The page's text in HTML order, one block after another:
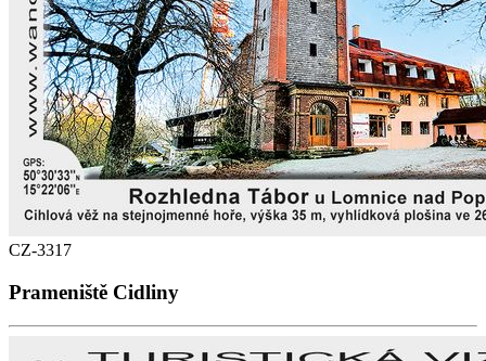
CZ-3317
Prameniště Cidliny